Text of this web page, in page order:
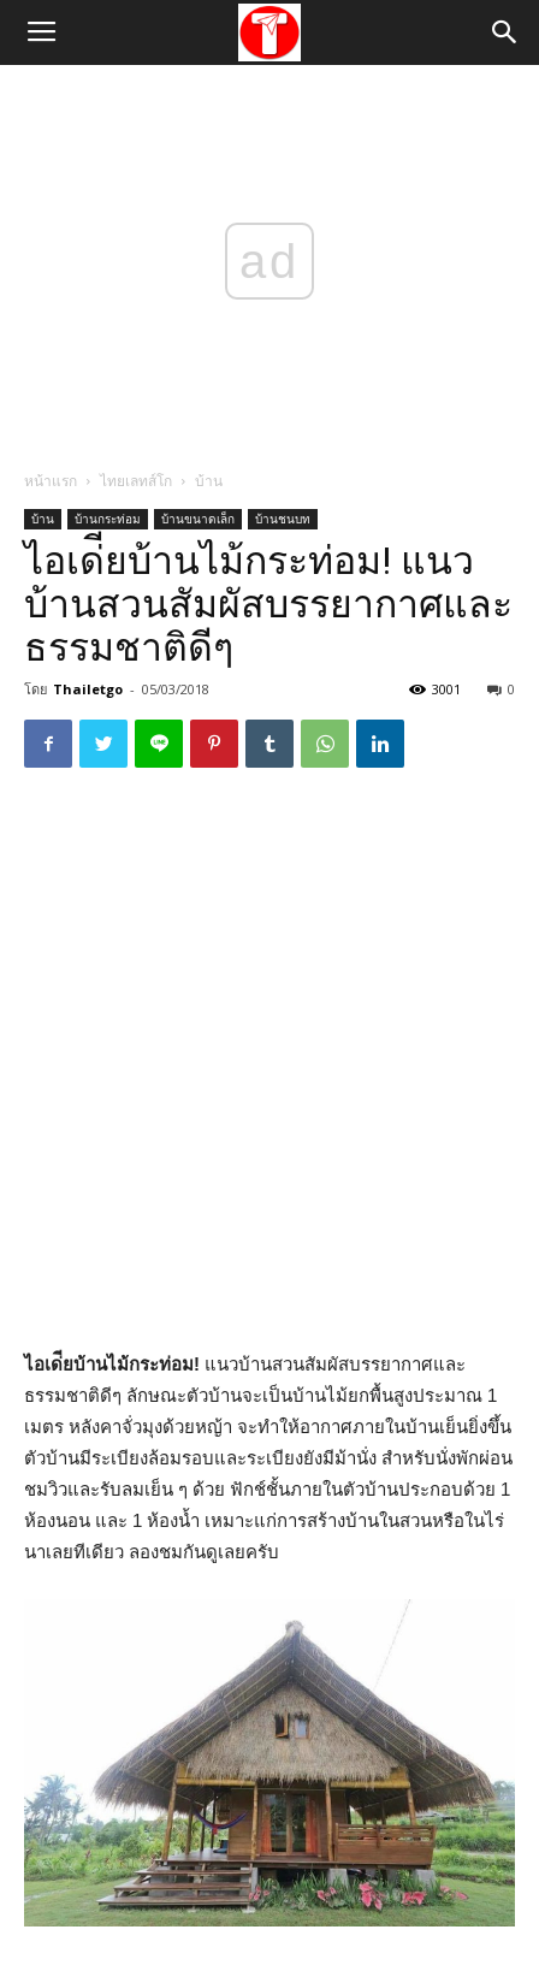
ad
หน้าแรก ไทยเลทส์โก บ้าน
บ้าน บ้านกระท่อม บ้านขนาดเล็ก บ้านชนบท
ไอเด่ียบ้านไม้กระท่อม! แนว
บ้านสวนสัมผัสบรรยากาศและ
ธรรมชาติดีๆ
โดย Thailetgo - 05/03/2018 0
3001
ไอเด่ียบ้านไม้กระท่อม! แนวบ้านสวนสัมผัสบรรยากาศและ
ธรรมชาติดีๆ ลักษณะตัวบ้านจะเป็นบ้านไม้ยกพื้นสูงประมาณ 1
เมตร หลังคาจั่วมุงด้วยหญ้า จะทำให้อากาศภายในบ้านเย็นยิ่งขึ้น
ตัวบ้านมีระเบียงล้อมรอบและระเบียงยังมีม้านั่ง สำหรับนั่งพักผ่อน
ชมวิวและรับลมเย็น ๆ ด้วย ฟักช์ชั้นภายในตัวบ้านประกอบด้วย 1
ห้องนอน และ 1 ห้องน้ำ เหมาะแก่การสร้างบ้านในสวนหรือในไร่
นาเลยทีเดียว ลองชมกันดูเลยครับ